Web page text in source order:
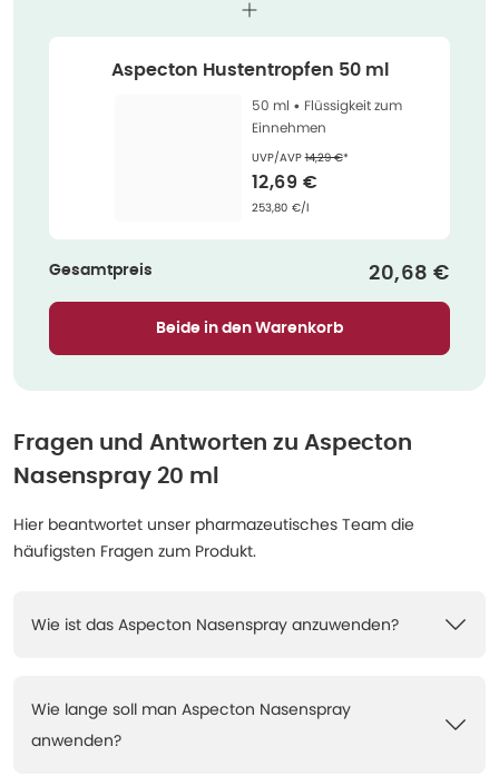
Aspecton Hustentropfen 50 ml
50 ml • Flüssigkeit zum
Einnehmen
UVP/AVPEhemaliger Preis (U V P)
14,29 €*
Verkaufspreis
12,69 €
Grundpreis
253,80 €/l
Gesamtpreis 20,68 €
Beide in den Warenkorb
Fragen und Antworten zu Aspecton
Nasenspray 20 ml
Hier beantwortet unser pharmazeutisches Team die
häufigsten Fragen zum Produkt.
Wie ist das Aspecton Nasenspray anzuwenden?
Wie lange soll man Aspecton Nasenspray
anwenden?